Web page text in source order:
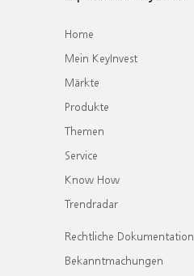
Home
Mein KeyInvest
Märkte
Produkte
Themen
Service
Know How
Trendradar
Rechtliche Dokumentation
Bekanntmachungen